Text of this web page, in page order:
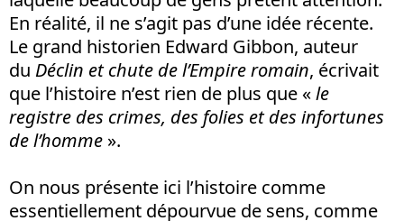
En réalité, il ne s’agit pas d’une idée récente.
Le grand historien Edward Gibbon, auteur
du Déclin et chute de l’Empire romain, écrivait
que l’histoire n’est rien de plus que «le
registre des crimes, des folies et des infortunes
de l’homme ».
On nous présente ici l’histoire comme
essentiellement dépourvue de sens, comme